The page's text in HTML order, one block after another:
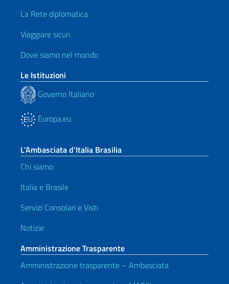
La Rete diplomatica
Viaggiare sicuri
Dove siamo nel mondo
Le Istituzioni
Governo Italiano
Europa.eu
L’Ambasciata d’Italia Brasilia
Chi siamo
Italia e Brasile
Servizi Consolari e Visti
Notizie
Amministrazione Trasparente
Amministrazione trasparente – Ambasciata